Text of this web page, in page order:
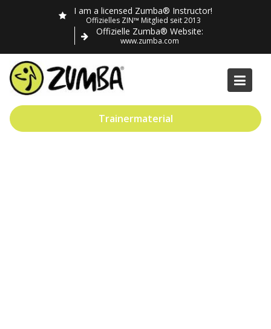
I am a licensed Zumba® Instructor!
Offizielles ZIN™ Mitglied seit 2013
Offizielle Zumba® Website:
www.zumba.com
Trainermaterial